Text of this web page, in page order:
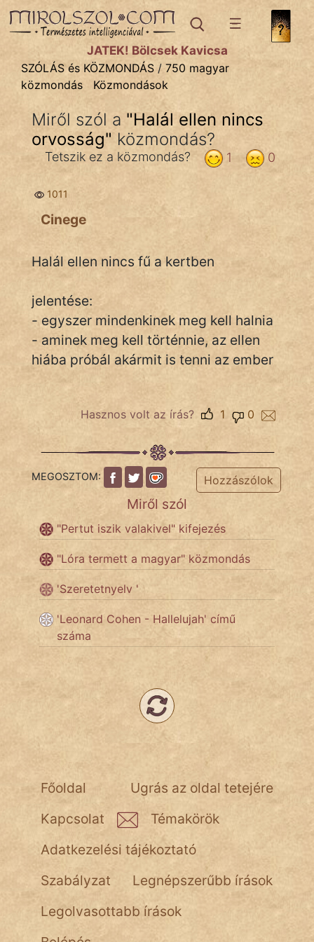
SZÓLÁS ÉS KÖZMONDÁStémák:
Bibliai
Kifejezések
Közmondások
Rímelő
Szóláscsoportok
Szólások
Tréfás
IRODALOM
FILM
ÉLETMÓD
MAGYARSÁG
És
TÖRTÉNELEM
Jób Gedeon
Láron Ádám
mikkamakka
vörös ördög
nagyöreg
JÁTÉK! Bölcsek Kavicsa
SZÓLÁS és KÖZMONDÁS / 750 magyar
közmondás
Közmondások
Miről szól a "Halál ellen nincs
orvosság" közmondás?
0
1
Tetszik ez a közmondás?
1011
Cinege
Halál ellen nincs fű a kertben
jelentése:
- egyszer mindenkinek meg kell halnia
- aminek meg kell történnie, az ellen
hiába próbál akármit is tenni az ember
Hasznos volt az írás? 0
1
MEGOSZTOM: Hozzászólok
Miről szól
"Pertut iszik valakivel" kifejezés
"Lóra termett a magyar" közmondás
'Szeretetnyelv '
'Leonard Cohen - Hallelujah' című
száma
Ugrás az oldal tetejére
Főoldal
Kapcsolat
Témakörök
Adatkezelési tájékoztató
Szabályzat
Legnépszerűbb írások
Legolvasottabb írások